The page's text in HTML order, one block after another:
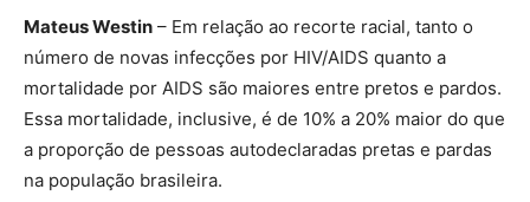
Mateus Westin – Em relação ao recorte racial, tanto o
número de novas infecções por HIV/AIDS quanto a
mortalidade por AIDS são maiores entre pretos e pardos.
Essa mortalidade, inclusive, é de 10% a 20% maior do que
a proporção de pessoas autodeclaradas pretas e pardas
na população brasileira.